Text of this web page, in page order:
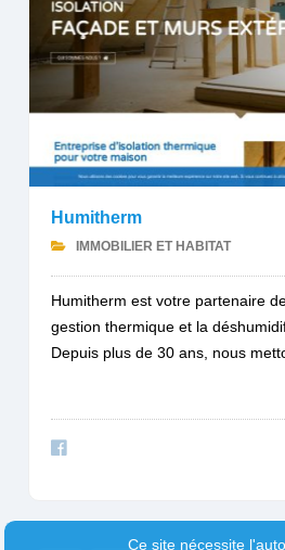
Humitherm
IMMOBILIER ET HABITAT
Humitherm est votre partenaire
gestion thermique et la
Depuis plus de 30 ans, nous
Ce site nécessite